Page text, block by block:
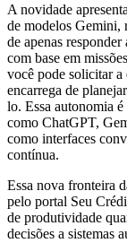
A novidade
de modelos Gemini,
de apenas
com base em
você pode solicitar
encarrega de
lo. Essa autonomia
como ChatGPT,
como interfaces
contínua.
Essa nova fronteira
pelo portal Seu
de produtividade
decisões a sistemas